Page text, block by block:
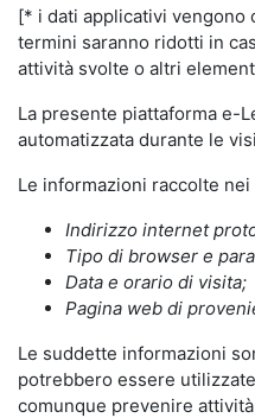
[* i dati applicativi vengono
termini saranno ridotti in
attività svolte o altri
La presente piattaforma e-
automatizzata durante le
Le informazioni raccolte
Indirizzo internet
Tipo di browser e
Data e orario di visita;
Pagina web di
Le suddette informazioni
potrebbero essere
comunque prevenire